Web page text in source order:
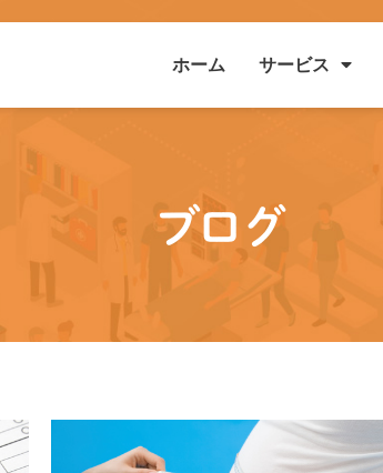
ホーム サービス
ブログ